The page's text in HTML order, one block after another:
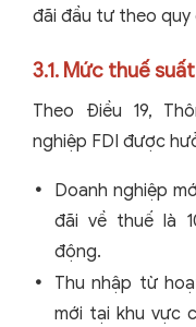
đãi đầu tư theo quy
3.1. Mức thuế
Theo Điều 19,
nghiệp FDI được
Doanh nghiệp
đãi về thuế là
động.
Thu nhập từ
mới tại khu vực